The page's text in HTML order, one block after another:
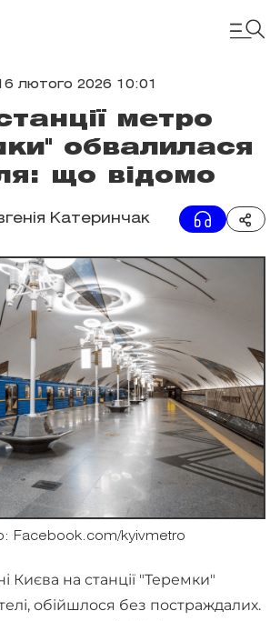
лютого 2026 10:01
метро
обвалилася
що відомо
Катеринчак
Facebook.com/kyivmetro
Києва на станції "Теремки"
обійшлося без постраждалих.